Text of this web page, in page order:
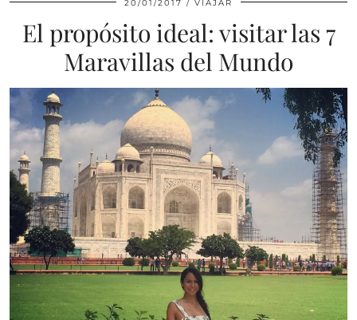
20/01/2017 VIAJAR
El propósito ideal: visitar las 7
Maravillas del Mundo